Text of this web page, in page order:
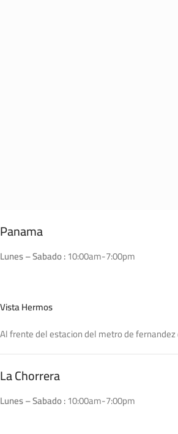
Panama
Lunes – Sabado :10:00am-7:00pm
Vista Hermos
Al frente del estacion del metro de
La Chorrera
Lunes – Sabado :10:00am-7:00pm